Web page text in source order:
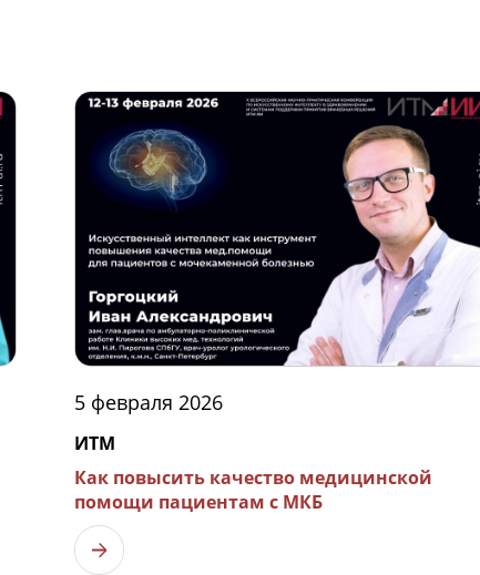
5 февраля 2026
ИТМ
Как повысить качество медицинской
помощи пациентам с МКБ